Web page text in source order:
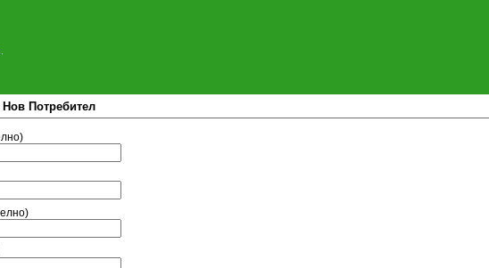
Нов Потребител